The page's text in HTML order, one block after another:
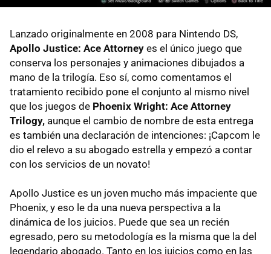
Lanzado originalmente en 2008 para Nintendo DS,
Apollo Justice: Ace Attorney es el único juego que
conserva los personajes y animaciones dibujados a
mano de la trilogía. Eso sí, como comentamos el
tratamiento recibido pone el conjunto al mismo nivel
que los juegos de Phoenix Wright: Ace Attorney
Trilogy, aunque el cambio de nombre de esta entrega
es también una declaración de intenciones: ¡Capcom le
dio el relevo a su abogado estrella y empezó a contar
con los servicios de un novato!
Apollo Justice es un joven mucho más impaciente que
Phoenix, y eso le da una nueva perspectiva a la
dinámica de los juicios. Puede que sea un recién
egresado, pero su metodología es la misma que la del
legendario abogado. Tanto en los juicios como en las